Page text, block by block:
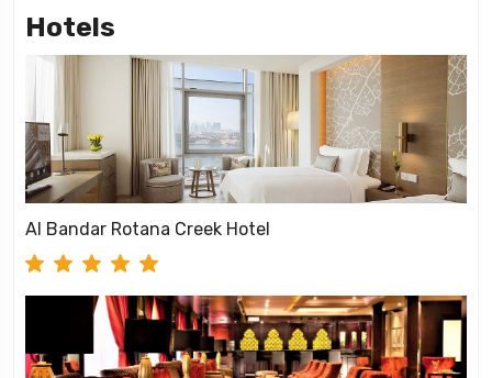
Hotels
Al Bandar Rotana Creek Hotel